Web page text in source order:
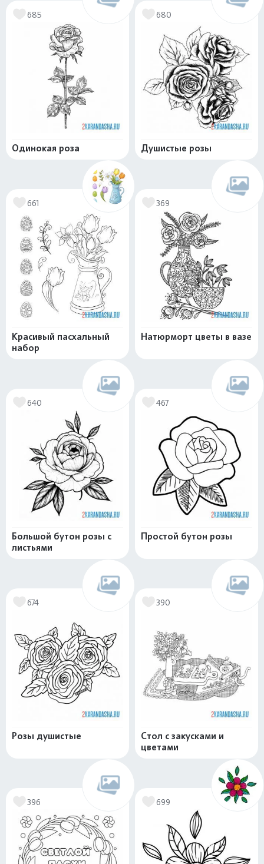
685
Одинокая роза
680
Душистые розы
661
Красивый пасхальный
набор
369
Натюрморт цветы в вазе
640
Большой бутон розы с
листьями
467
Простой бутон розы
674
Розы душистые
390
Стол с закусками и
цветами
396 699